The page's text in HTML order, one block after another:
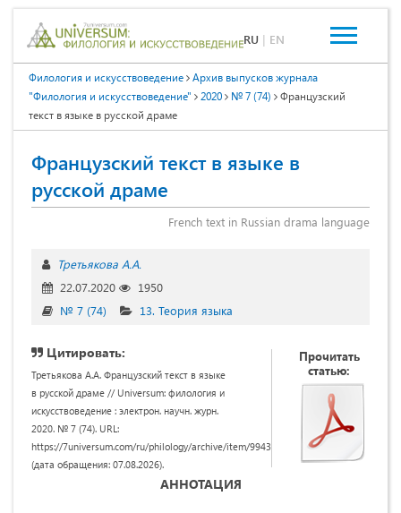
RU | EN
Филология и искусствоведение
Архив выпусков журнала
"Филология и искусствоведение"
2020 № 7 (74)
Французский
текст в языке в русской драме
Французский текст в языке в
русской драме
French text in Russian drama language
Третьякова А.А.
22.07.2020
1950
№ 7 (74)
13. Теория языка
Цитировать:
Третьякова А.А. Французский текст в языке
в русской драме // Universum: филология и
искусствоведение : электрон. научн. журн.
2020. № 7 (74). URL:
https://7universum.com/ru/philology/archive/item/9943
(дата обращения: 07.08.2026).
Прочитать
статью:
АННОТАЦИЯ